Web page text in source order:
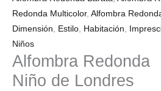
Redonda Multicolor, Alfombra
Dimensión, Estilo, Habitación,
Niños
Alfombra Redonda
Niño de Londres